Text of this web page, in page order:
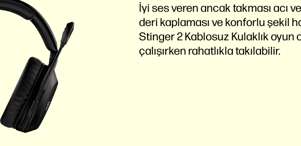
İyi ses veren ancak takması acı
deri kaplaması ve konforlu şekil
Stinger 2 Kablosuz Kulaklık
çalışırken rahatlıkla takılabilir.